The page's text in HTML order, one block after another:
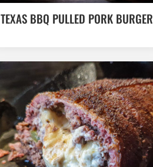
TEXAS BBQ PULLED PORK BURGER